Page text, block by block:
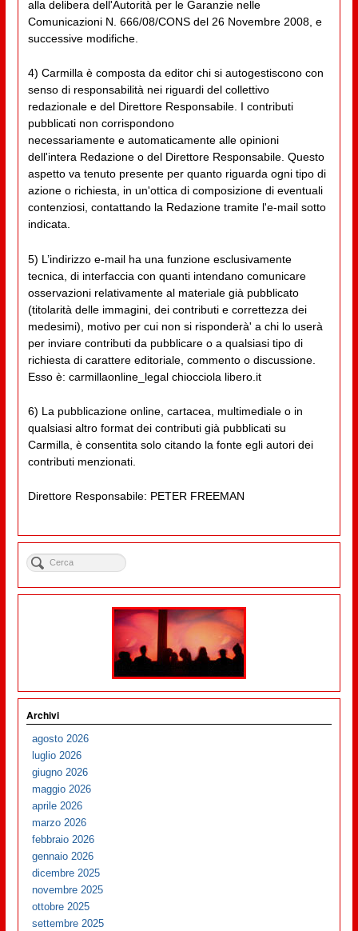
alla delibera dell'Autorità per le Garanzie nelle
Comunicazioni N. 666/08/CONS del 26 Novembre 2008, e
successive modifiche.
4) Carmilla è composta da editor chi si autogestiscono con
senso di responsabilità nei riguardi del collettivo
redazionale e del Direttore Responsabile. I contributi
pubblicati non corrispondono
necessariamente e automaticamente alle opinioni
dell'intera Redazione o del Direttore Responsabile. Questo
aspetto va tenuto presente per quanto riguarda ogni tipo di
azione o richiesta, in un'ottica di composizione di eventuali
contenziosi, contattando la Redazione tramite l'e-mail sotto
indicata.
5) L’indirizzo e-mail ha una funzione esclusivamente
tecnica, di interfaccia con quanti intendano comunicare
osservazioni relativamente al materiale già pubblicato
(titolarità delle immagini, dei contributi e correttezza dei
medesimi), motivo per cui non si risponderà' a chi lo userà
per inviare contributi da pubblicare o a qualsiasi tipo di
richiesta di carattere editoriale, commento o discussione.
Esso è: carmillaonline_legal chiocciola libero.it
6) La pubblicazione online, cartacea, multimediale o in
qualsiasi altro format dei contributi già pubblicati su
Carmilla, è consentita solo citando la fonte egli autori dei
contributi menzionati.
Direttore Responsabile: PETER FREEMAN
Archivi
agosto 2026
luglio 2026
giugno 2026
maggio 2026
aprile 2026
marzo 2026
febbraio 2026
gennaio 2026
dicembre 2025
novembre 2025
ottobre 2025
settembre 2025